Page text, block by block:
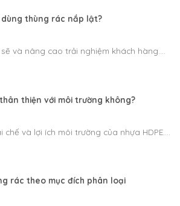
thùng rác nắp lật?
và nâng cao trải nghiệm khách hàng....
thiện với môi trường không?
và lợi ích môi trường của nhựa HDPE....
rác theo mục đích phân loại